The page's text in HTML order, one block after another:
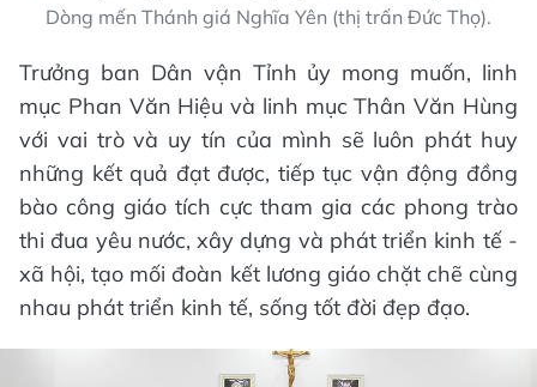
Dòng mến Thánh giá Nghĩa Yên (thị trấn Đức Thọ).
Trưởng ban Dân vận Tỉnh ủy mong muốn, linh
mục Phan Văn Hiệu và linh mục Thân Văn Hùng
với vai trò và uy tín của mình sẽ luôn phát huy
những kết quả đạt được, tiếp tục vận động đồng
bào công giáo tích cực tham gia các phong trào
thi đua yêu nước, xây dựng và phát triển kinh tế -
xã hội, tạo mối đoàn kết lương giáo chặt chẽ cùng
nhau phát triển kinh tế, sống tốt đời đẹp đạo.